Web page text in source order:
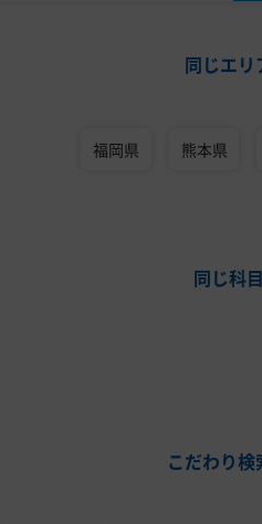
同じエリ
福岡県 熊本県
同じ科
こだわり